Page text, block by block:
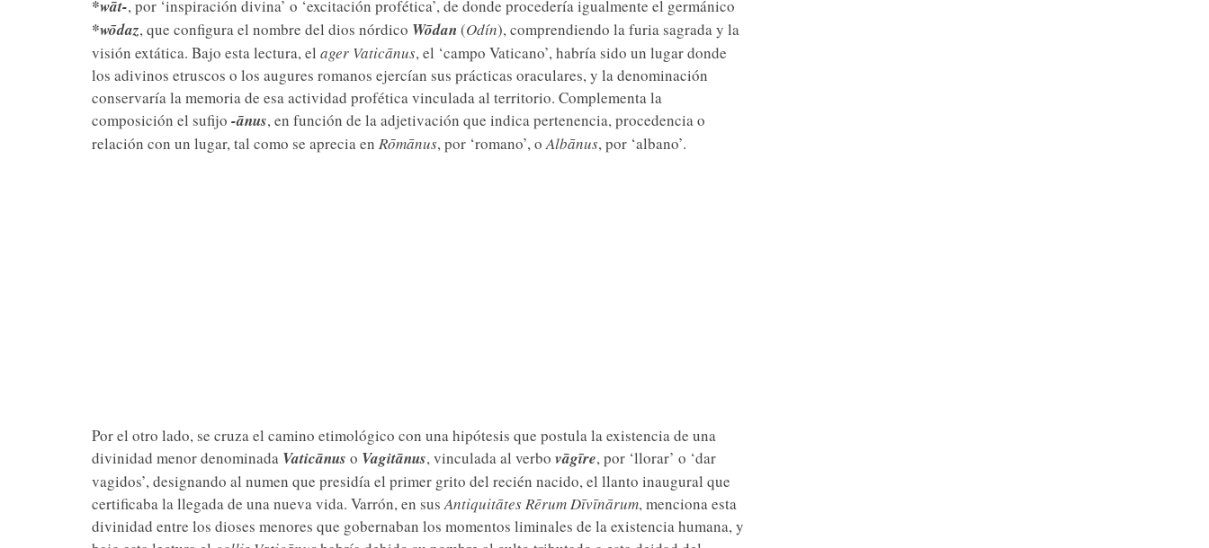
*wāt-, por ‘inspiración divina’ o ‘excitación profética’, de donde procedería igualmente el germánico
*wōdaz, que configura el nombre del dios nórdico Wōdan (Odín), comprendiendo la furia sagrada y la
visión extática. Bajo esta lectura, el ager Vaticānus, el ‘campo Vaticano’, habría sido un lugar donde
los adivinos etruscos o los augures romanos ejercían sus prácticas oraculares, y la denominación
conservaría la memoria de esa actividad profética vinculada al territorio. Complementa la
composición el sufijo -ānus, en función de la adjetivación que indica pertenencia, procedencia o
relación con un lugar, tal como se aprecia en Rōmānus, por ‘romano’, oAlbānus, por ‘albano’.
Por el otro lado, se cruza el camino etimológico con una hipótesis que postula la existencia de una
divinidad menor denominada Vaticānus o Vagitānus, vinculada al verbo vāgīre, por ‘llorar’ o ‘dar
vagidos’, designando al numen que presidía el primer grito del recién nacido, el llanto inaugural que
certificaba la llegada de una nueva vida. Varrón, en susAntiquitātes Rērum Dīvīnārum, menciona esta
divinidad entre los dioses menores que gobernaban los momentos liminales de la existencia humana, y